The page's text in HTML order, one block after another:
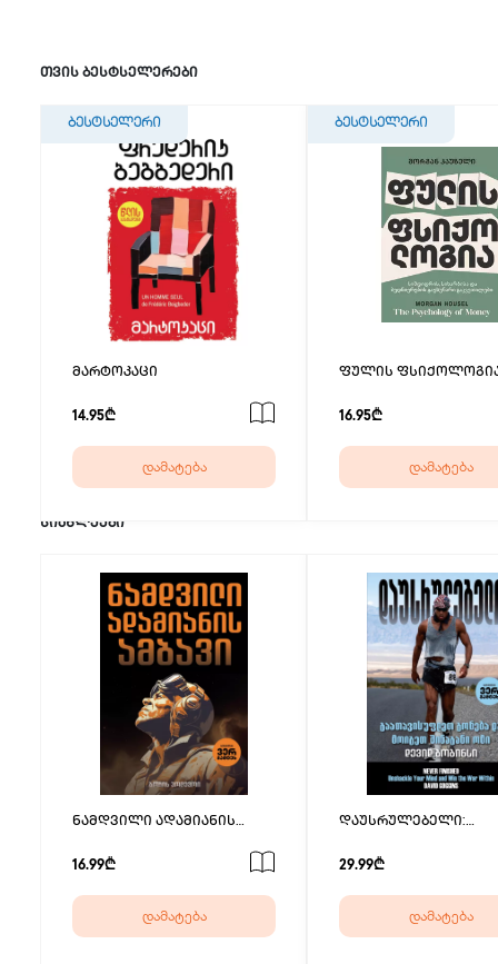
თვის ბესტსელერები
ბესტსელერი
მარტოკაცი
14.95₾
დამატება
ბესტსელერი
ფულის
16.95₾
დამატება
სიახლეები
ნამდვილი ადამიანის
16.99₾
დამატება
დაუსრულებელი:
და მოიგეთ
29.99₾
დამატება